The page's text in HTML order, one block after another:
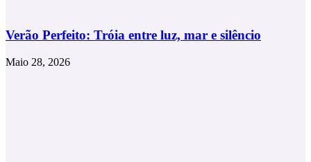
Verão Perfeito: Tróia entre luz, mar e silêncio
Maio 28, 2026